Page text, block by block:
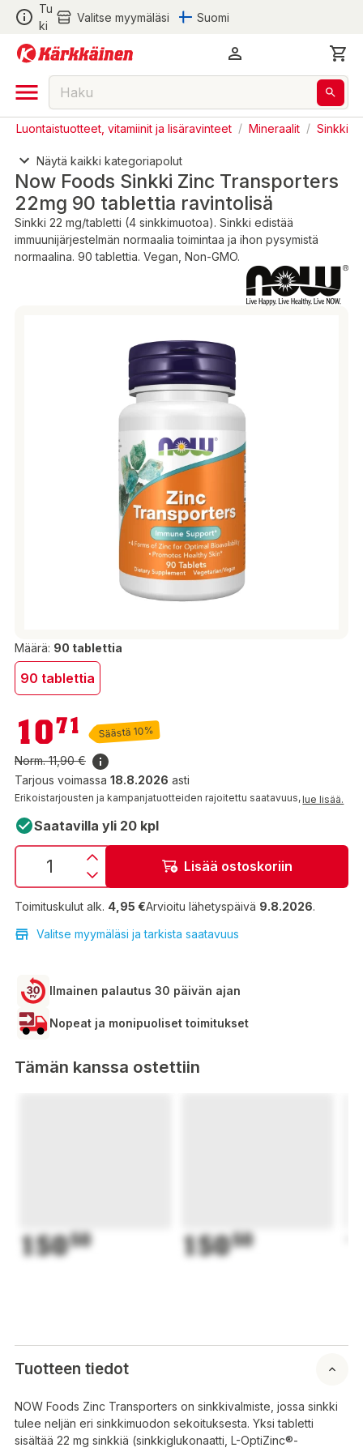
Tu
ki
Valitse myymäläsi Suomi
Luontaistuotteet, vitamiinit ja lisäravinteet / Mineraalit / Sinkki
Näytä kaikki kategoriapolut
Now Foods Sinkki Zinc Transporters
22mg 90 tablettia ravintolisä
Sinkki 22 mg/tabletti (4 sinkkimuotoa). Sinkki edistää
immuunijärjestelmän normaalia toimintaa ja ihon pysymistä
normaalina. 90 tablettia. Vegan, Non-GMO.
Määrä: 90 tablettia
90 tablettia
10,71 €
1071 Säästä 10%
Norm.11,90 €
Tarjous voimassa 18.8.2026 asti
Erikoistarjousten ja kampanjatuotteiden rajoitettu saatavuus,lue lisää.
Saatavilla yli 20 kpl
Lisää ostoskoriin
Toimituskulut alk. 4,95 €Arvioitu lähetyspäivä 9.8.2026.
Valitse myymäläsi ja tarkista saatavuus
Ilmainen palautus 30 päivän ajan
Nopeat ja monipuoliset toimitukset
Tämän kanssa ostettiin
15050 15050
Tuotteen tiedot
NOW Foods Zinc Transporters on sinkkivalmiste, jossa sinkki
tulee neljän eri sinkkimuodon sekoituksesta. Yksi tabletti
sisältää 22 mg sinkkiä (sinkkiglukonaatti, L-OptiZinc®-